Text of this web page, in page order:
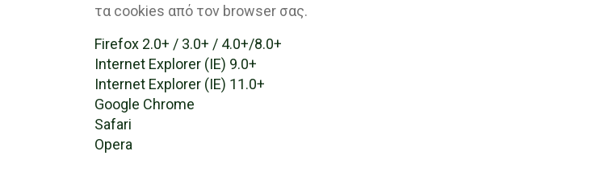
τα cookies από τον browser σας.
Firefox 2.0+ / 3.0+ / 4.0+/8.0+
Internet Explorer (IE) 9.0+
Internet Explorer (IE) 11.0+
Google Chrome
Safari
Opera